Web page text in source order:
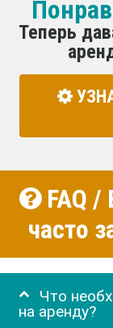
Теперь
FAQ /
часто
Что
на аренду?